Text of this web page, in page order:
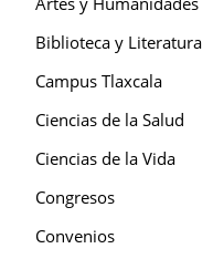
Biblioteca y Literatura
Campus Tlaxcala
Ciencias de la Salud
Ciencias de la Vida
Congresos
Convenios